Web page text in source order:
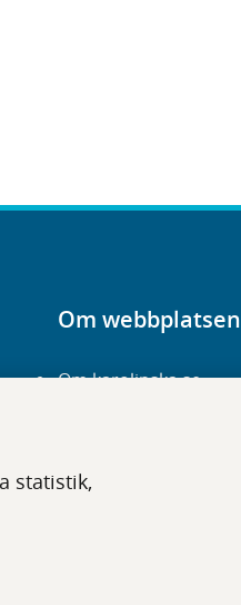
statistik,
Om webbplatsen
Om karolinska.se
Tillgänglighet